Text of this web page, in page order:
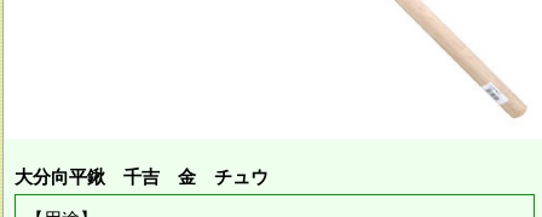
大分向平鍬 千吉 金 チュウ